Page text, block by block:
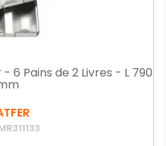
6 Pains de 2 Livres - L 790